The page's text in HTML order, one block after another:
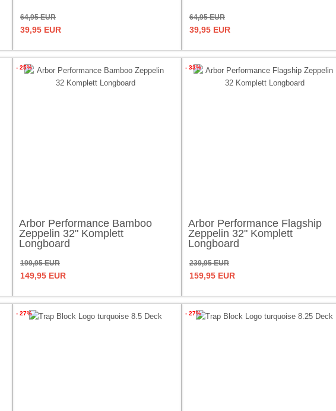
64,95 EUR
39,95 EUR
64,95 EUR
39,95 EUR
Arbor Performance Bamboo
Zeppelin 32" Komplett
Longboard
199,95 EUR
149,95 EUR
- 25%
Arbor Performance Flagship
Zeppelin 32" Komplett
Longboard
239,95 EUR
159,95 EUR
- 33%
- 27% - 27%